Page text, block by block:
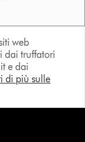
web
dai truffatori
e dai
di più sulle